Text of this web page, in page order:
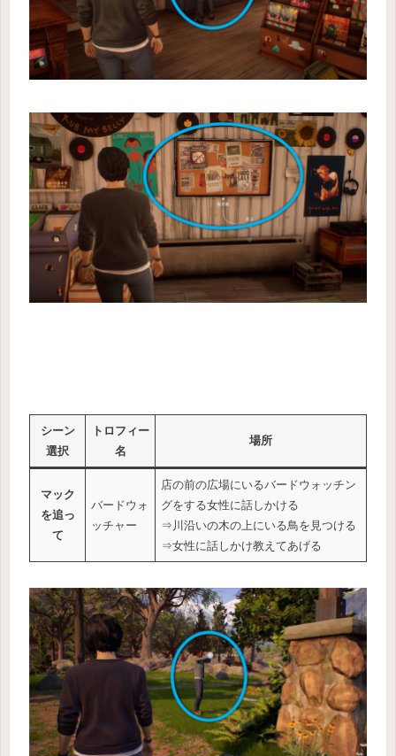
シーン
選択
トロフィー
名
場所
マック
を追っ
て
バードウォ
ッチャー
店の前の広場にいるバードウォッチン
グをする女性に話しかける
⇒川沿いの木の上にいる鳥を見つける
⇒女性に話しかけ教えてあげる